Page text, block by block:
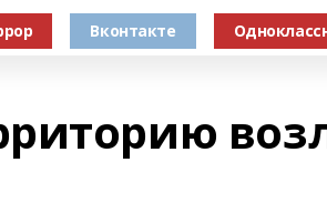
Вконтакте